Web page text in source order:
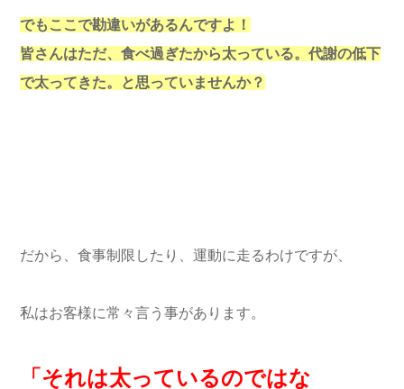
でもここで勘違いがあるんですよ！
皆さんはただ、食べ過ぎたから太っている。代謝の低下
で太ってきた。と思っていませんか？
だから、食事制限したり、運動に走るわけですが、
私はお客様に常々言う事があります。
「それは太っているのではな